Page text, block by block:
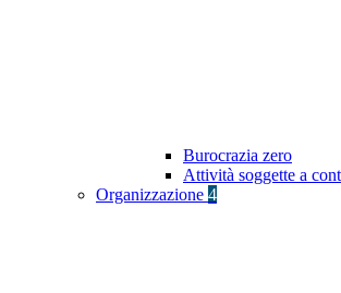
Burocrazia zero
Attività soggette a
Organizzazione 4